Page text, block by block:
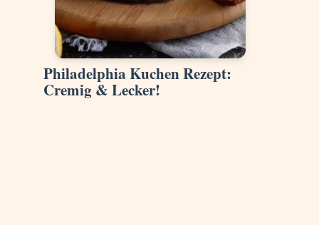
Philadelphia Kuchen Rezept:
Cremig & Lecker!